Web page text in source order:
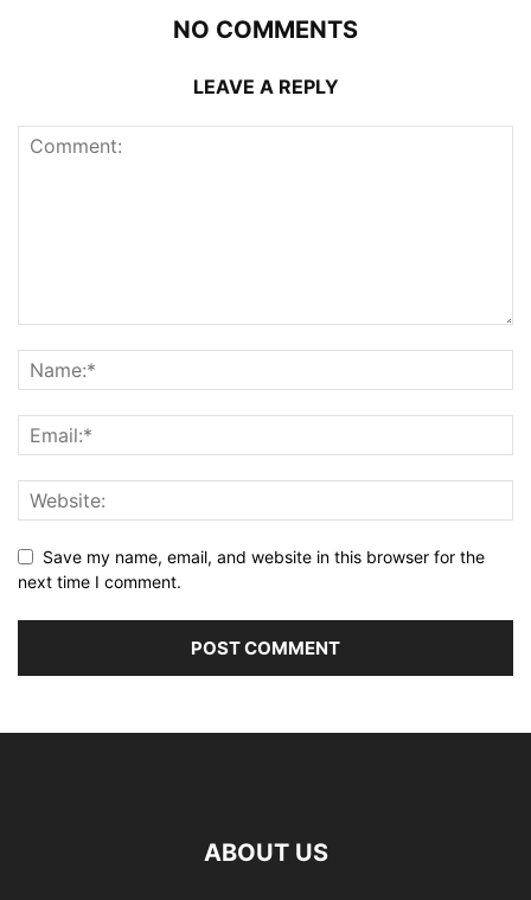
NO COMMENTS
LEAVE A REPLY
Save my name, email, and website in this browser for the
next time I comment.
ABOUT US